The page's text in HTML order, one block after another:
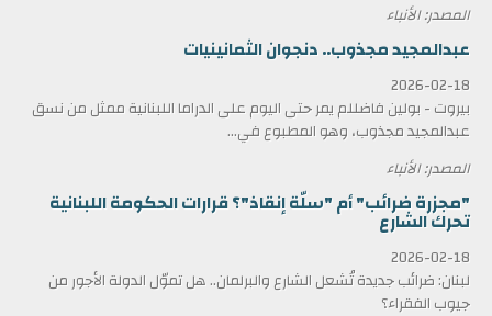
المصدر: الأنباء
عبدالمجيد مجذوب.. دنجوان الثمانينيات
2026-02-18
بيروت - بولين فاضللم يمر حتى اليوم على الدراما اللبنانية ممثل من نسق
عبدالمجيد مجذوب، وهو المطبوع في...
المصدر: الأنباء
"مجزرة ضرائب" أم "سلّة إنقاذ"؟ قرارات الحكومة اللبنانية
تحرك الشارع
2026-02-18
لبنان: ضرائب جديدة تُشعل الشارع والبرلمان.. هل تموّل الدولة الأجور من
جيوب الفقراء؟